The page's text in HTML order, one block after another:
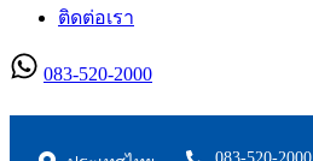
ติดต่อเรา
083-520-2000